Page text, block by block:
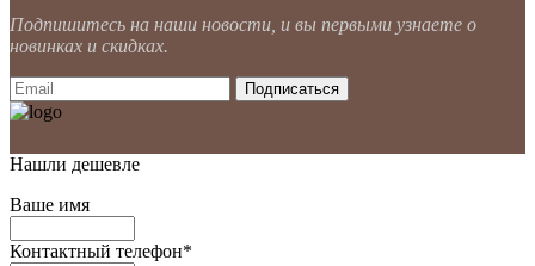
Подпишитесь на наши новости, и вы первыми узнаете о
новинках и скидках.
Нашли дешевле
Ваше имя
Контактный телефон*